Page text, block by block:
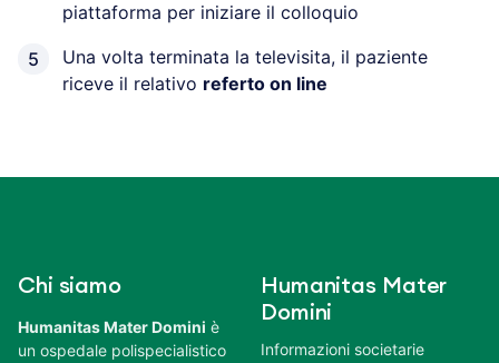
piattaforma per iniziare il colloquio
Una volta terminata la televisita, il paziente
riceve il relativo referto on line
Chi siamo
Humanitas Mater Domini è
un ospedale polispecialistico
Humanitas Mater
Domini
Informazioni societarie